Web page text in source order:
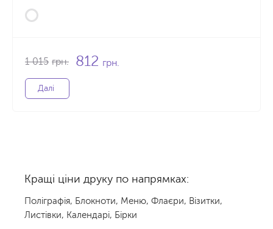
1 015 грн. 812 грн.
Далі
Кращі ціни друку по напрямках:
Поліграфія, Блокноти, Меню, Флаєри, Візитки,
Листівки, Календарі, Бірки